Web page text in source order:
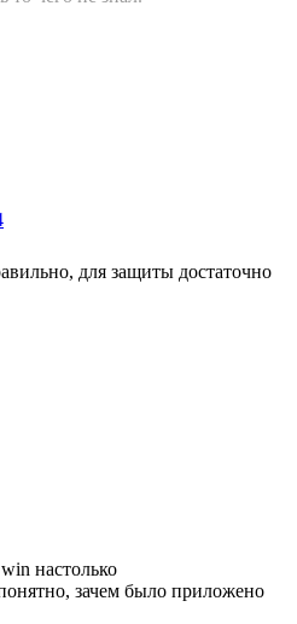
для защиты достаточно
настолько
зачем было приложено